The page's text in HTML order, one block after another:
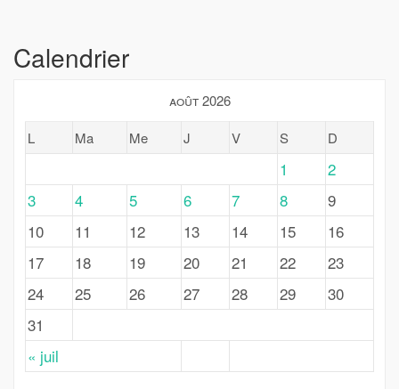
Calendrier
août 2026
L
Ma Me J V S D
« juil
1
2
3
4 5 6 7 8
9
10
11 12 13 14 15
16
17
18 19 20 21 22
23
24
25 26 27 28 29
30
31